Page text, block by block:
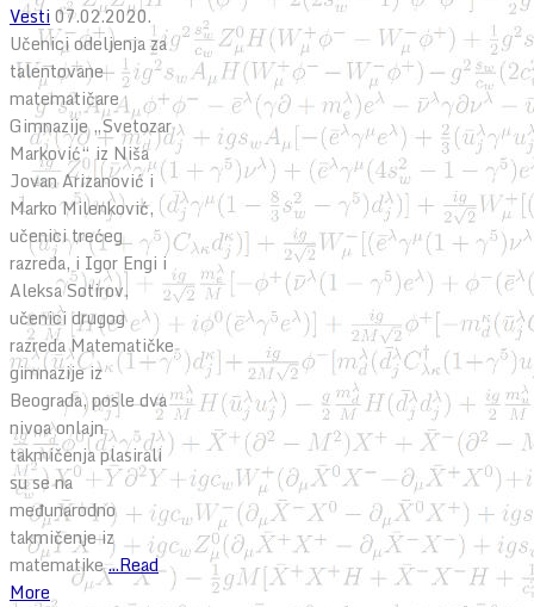
Vesti 07.02.2020.
Učenici odeljenja za
talentovane
matematičare
Gimnazije „Svetozar
Marković“ iz Niša
Jovan Arizanović i
Marko Milenković,
učenici trećeg
razreda, i Igor Engi i
Aleksa Sotirov,
učenici drugog
razreda Matematičke
gimnazije iz
Beograda, posle dva
nivoa onlajn
takmičenja plasirali
su se na
međunarodno
takmičenje iz
matematike...Read
More